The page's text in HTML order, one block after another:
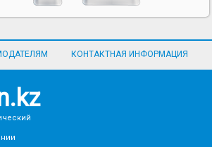
КОНТАКТНАЯ ИНФОРМАЦИЯ